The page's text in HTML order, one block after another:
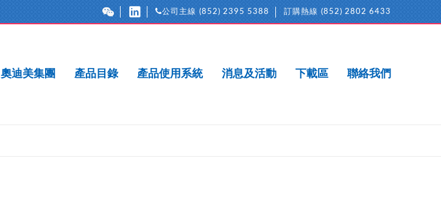
公司主線 (852) 2395 5388 訂購熱線 (852) 2802 6433
奧迪美集團 產品目錄 產品使用系統 消息及活動 下載區 聯絡我們